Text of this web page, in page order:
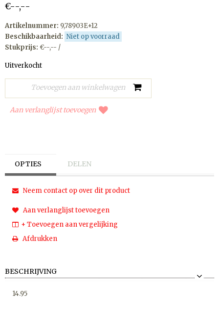
€--,--
Artikelnummer: 9,78903E+12
Beschikbaarheid: Niet op voorraad
Stukprijs: €--,-- /
Uitverkocht
Aan verlanglijst toevoegen
OPTIES DELEN
Neem contact op over dit product
Aan verlanglijst toevoegen
+ Toevoegen aan vergelijking
Afdrukken
BESCHRIJVING
14.95